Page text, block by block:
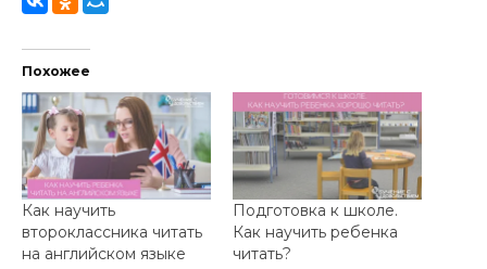
Похожее
Как научить
второклассника читать
на английском языке
Подготовка к школе.
Как научить ребенка
читать?